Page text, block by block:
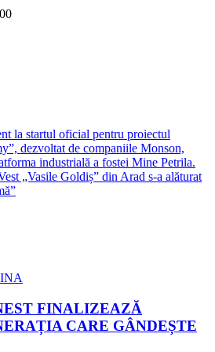
la startul oficial pentru proiectul
dezvoltat de companiile Monson,
industrială a fostei Mine Petrila.
„Vasile Goldiș” din Arad s-a alăturat
FINALIZEAZĂ
CARE GÂNDEȘTE